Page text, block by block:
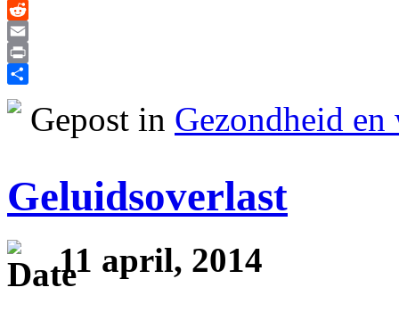
X
Reddit
Email
Print
Gepost in Gezondheid
Geluidsoverlast
11 april, 2014